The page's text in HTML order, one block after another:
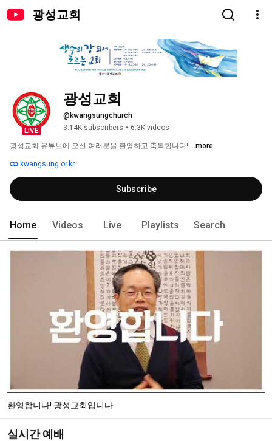
광성교회
LIVE
광성교회
@kwangsungchurch
3.14K subscribers • 6.3K videos
광성교회 유튜브에 오신 여러분을 환영하고 축복합니다! ...more
kwangsung.or.kr
Subscribe
Home Videos Live Playlists Search
환영합니다! 광성교회입니다
실시간 예배